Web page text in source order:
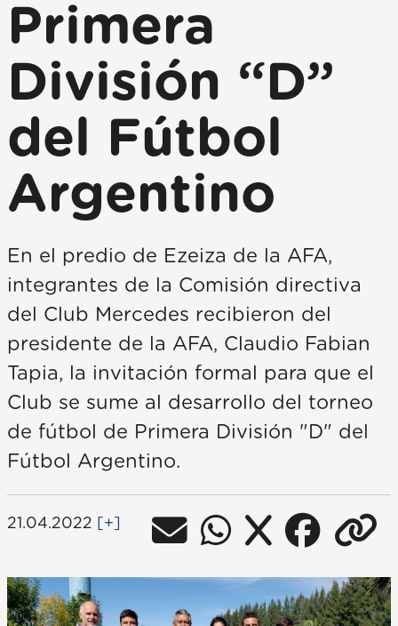
Primera
División “D”
del Fútbol
Argentino
En el predio de Ezeiza de la AFA,
integrantes de la Comisión directiva
del Club Mercedes recibieron del
presidente de la AFA, Claudio Fabian
Tapia, la invitación formal para que el
Club se sume al desarrollo del torneo
de fútbol de Primera División "D" del
Fútbol Argentino.
21.04.2022 [+]